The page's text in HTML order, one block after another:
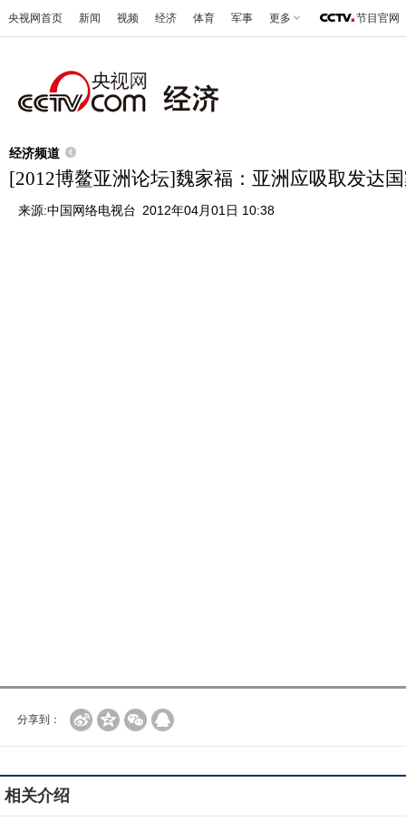
央视网首页 新闻 视频 经济 体育 军事 更多 节目官网
经济频道
[2012博鳌亚洲论坛]魏家福：亚洲应吸取发达
来源:中国网络电视台 2012年04月01日 10:38
分享到：
相关介绍